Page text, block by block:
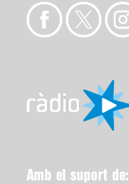
Amb el suport de: